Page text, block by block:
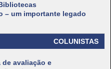
– um importante legado
COLUNISTAS
de avaliação e